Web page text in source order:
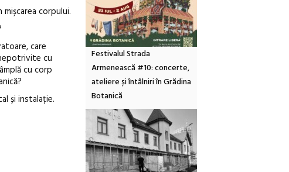
corpului.
care
cu
cu corp
și instalație.
Festivalul Strada
Armenească #10: concerte,
ateliere și întâlniri în Grădina
Botanică